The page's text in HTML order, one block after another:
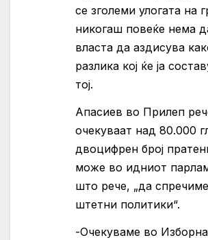
се зголеми улогата на
никогаш повеќе нема
власта да аздисува
разлика кој ќе ја
тој.
Апасиев во Прилеп
очекуваат над 80.000
двоцифрен број
може во идниот
што рече, „да
штетни политики“.
-Очекуваме во